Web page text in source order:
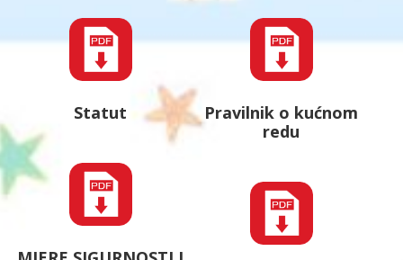
Statut
Pravilnik o kućnom
redu